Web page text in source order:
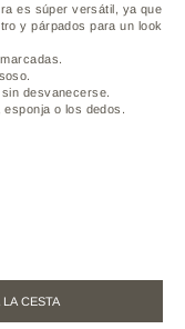
es súper versátil, ya que
y párpados para un look
desvanecerse.
o los dedos.
CESTA